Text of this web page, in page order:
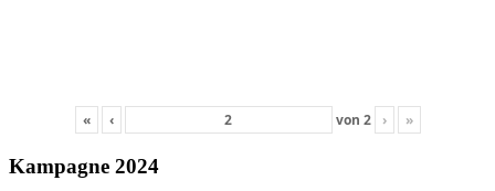
« ‹ von 2 › »
Kampagne 2024